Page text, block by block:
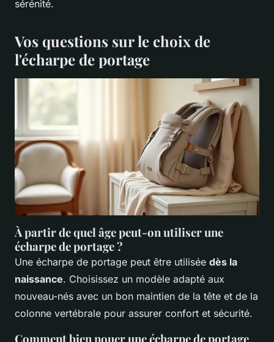
sérénité.
Vos questions sur le choix de
l'écharpe de portage
À partir de quel âge peut-on utiliser une
écharpe de portage ?
Une écharpe de portage peut être utilisée dès la
naissance. Choisissez un modèle adapté aux
nouveau-nés avec un bon maintien de la tête et de la
colonne vertébrale pour assurer confort et sécurité.
Comment bien nouer une écharpe de portage